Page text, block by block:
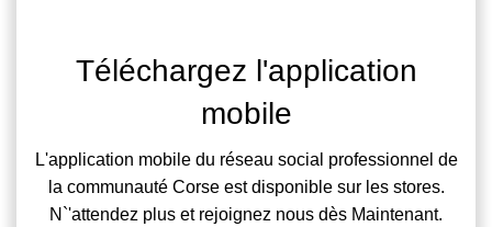
Téléchargez l'application
mobile
L'application mobile du réseau social professionnel de
la communauté Corse est disponible sur les stores.
N`'attendez plus et rejoignez nous dès Maintenant.